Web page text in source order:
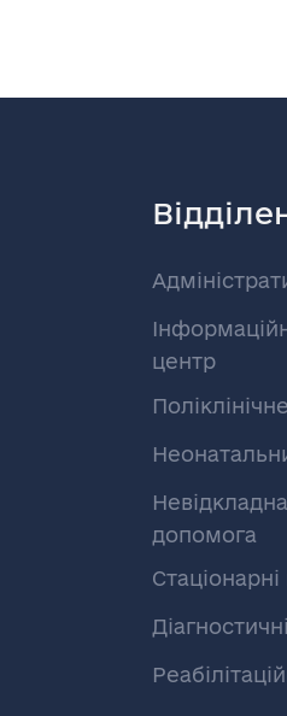
центр
допомога
Стаціонарні